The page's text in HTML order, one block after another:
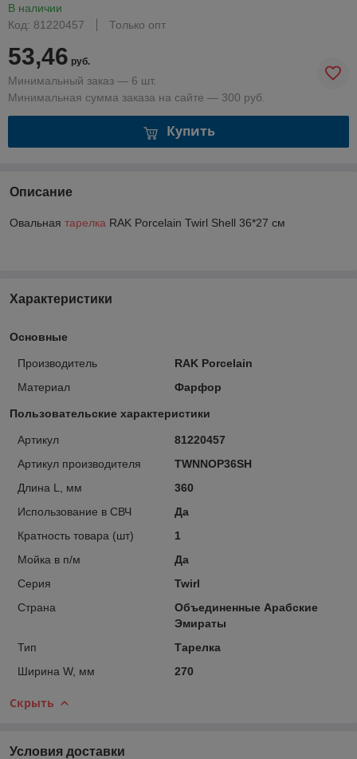
В наличии
Код: 81220457
Только опт
53,46 руб.
Минимальный заказ — 6 шт.
Минимальная сумма заказа на сайте — 300 руб.
Купить
Описание
Овальная тарелка RAK Porcelain Twirl Shell 36*27 см
Характеристики
Основные
Производитель
RAK Porcelain
Материал
Фарфор
Пользовательские характеристики
Артикул
81220457
Артикул производителя
TWNNOP36SH
Длина L, мм
360
Использование в СВЧ
Да
Кратность товара (шт)
1
Мойка в п/м
Да
Серия
Twirl
Страна
Объединенные Арабские
Эмираты
Тип
Тарелка
Ширина W, мм
270
Скрыть
Условия доставки